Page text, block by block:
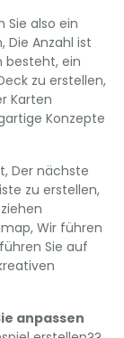
Sie also ein
Anzahl ist
besteht, ein
zu erstellen,
Karten
Konzepte
Der nächste
zu erstellen,
Wir führen
Sie auf
anpassen